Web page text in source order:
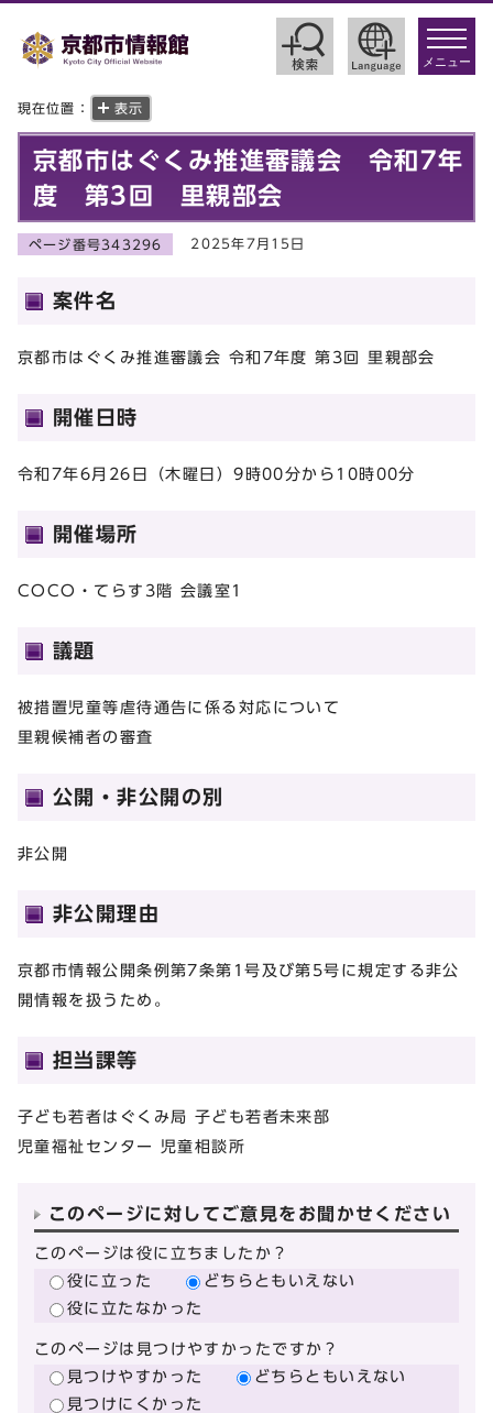
toggle
メニュー
現在位置： 表示
京都市はぐくみ推進審議会 令和7年
度 第3回 里親部会
ページ番号343296 2025年7月15日
案件名
京都市はぐくみ推進審議会 令和7年度 第3回 里親部会
開催日時
令和7年6月26日（木曜日）9時00分から10時00分
開催場所
COCO・てらす3階 会議室1
議題
被措置児童等虐待通告に係る対応について
里親候補者の審査
公開・非公開の別
非公開
非公開理由
京都市情報公開条例第7条第1号及び第5号に規定する非公
開情報を扱うため。
担当課等
子ども若者はぐくみ局 子ども若者未来部
児童福祉センター 児童相談所
このページに対してご意見をお聞かせください
このページは役に立ちましたか？
役に立った
どちらともいえない
役に立たなかった
このページは見つけやすかったですか？
見つけやすかった
どちらともいえない
見つけにくかった